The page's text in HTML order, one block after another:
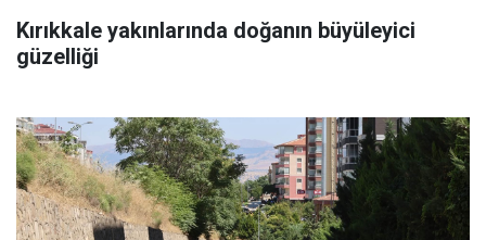
Kırıkkale yakınlarında doğanın büyüleyici
güzelliği